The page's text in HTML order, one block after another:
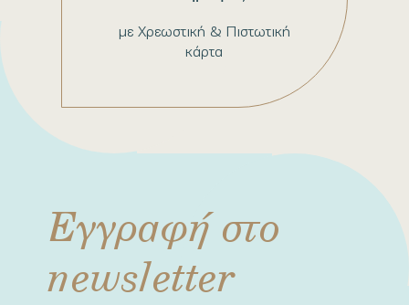
με Χρεωστική & Πιστωτική
κάρτα
Εγγραφή στο
newsletter